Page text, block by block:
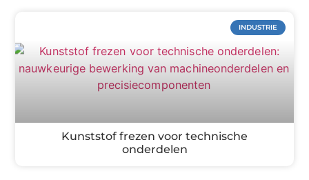
INDUSTRIE
Kunststof frezen voor technische
onderdelen